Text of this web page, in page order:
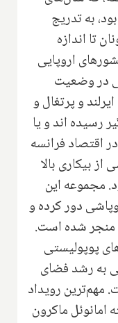
به تدریج
تا اندازه
اروپایی
در وضعیت
و پرتغال و
رسیده اند و یا
اقتصاد فرانسه
بیکاری بالا
مجموعه این
دور کرده و
منجر شده است.
پوپولیستی
به رشد فضای
مهم‌ترین رویداد
امانوئل ماکرون